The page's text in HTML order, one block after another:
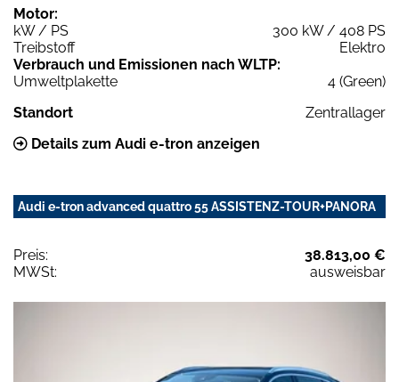
Motor:
kW / PS
300 kW / 408 PS
Treibstoff
Elektro
Verbrauch und Emissionen nach WLTP:
Umweltplakette
4 (Green)
Standort
Zentrallager
Details zum Audi e-tron anzeigen
Audi e-tron advanced quattro 55 ASSISTENZ-TOUR+PANORA
Preis:
38.813,00 €
MWSt:
ausweisbar